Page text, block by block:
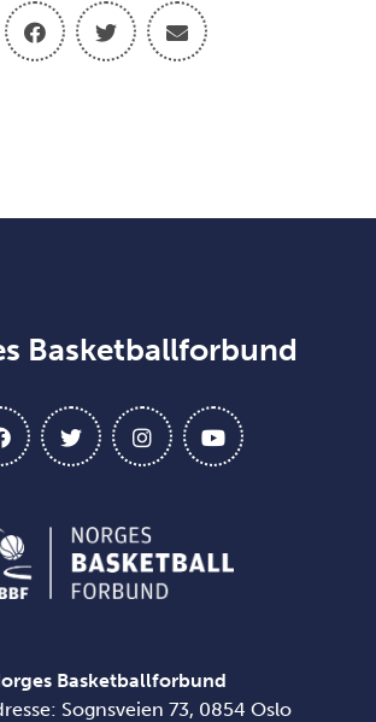
Basketballforbund
Basketballforbund
Sognsveien 73, 0854 Oslo